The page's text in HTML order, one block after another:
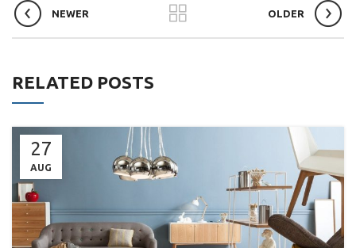
NEWER OLDER
RELATED POSTS
27
AUG